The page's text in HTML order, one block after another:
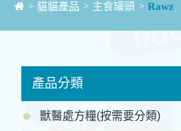
> 貓貓產品 > 主食罐頭 > Rawz
產品分類
獸醫處方糧(按需要分類)